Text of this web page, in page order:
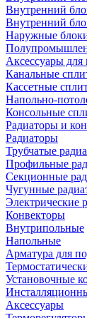
Внутренний
Внутренний
Наружные
Аксессуары
Канальные
Кассетные
Напольно-
Консольные
Радиаторы и
Радиаторы
Трубчатые
Профильные
Секционные
Чугунные
Электрические
Конвекторы
Внутрипольные
Напольные
Арматура для
Установочные
Аксессуары